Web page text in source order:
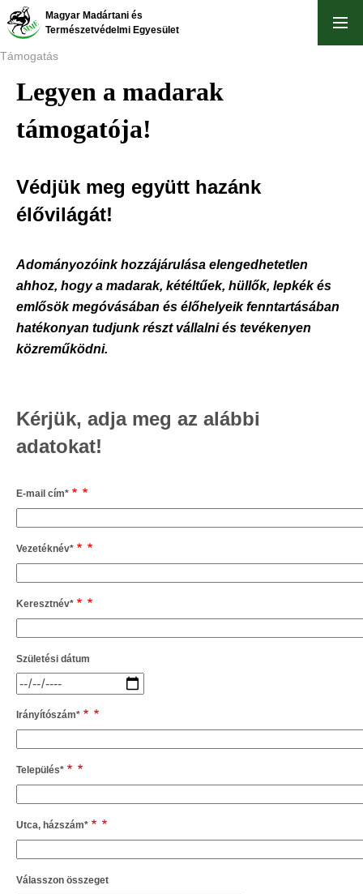
Ugrás
tartalomra
Magyar Madártani és
Természetvédelmi Egyesület
Morzsa
Támogatás
Legyen a madarak
támogatója!
Védjük meg együtt hazánk
élővilágát!
Adományozóink hozzájárulása elengedhetetlen
ahhoz, hogy a madarak, kétéltűek, hüllők, lepkék és
emlősök megóvásában és élőhelyeik fenntartásában
hatékonyan tudjunk részt vállalni és tevékenyen
közreműködni.
Kérjük, adja meg az alábbi
adatokat!
E-mail cím*
Vezetéknév*
Keresztnév*
Születési dátum
Irányítószám*
Település*
Utca, házszám*
Válasszon összeget